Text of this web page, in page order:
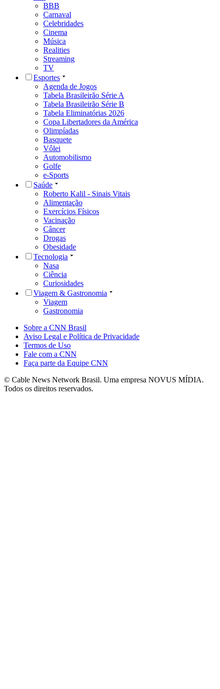
BBB
Carnaval
Celebridades
Cinema
Música
Realities
Streaming
TV
Esportes
Agenda de Jogos
Tabela Brasileirão Série A
Tabela Brasileirão Série B
Tabela Eliminatórias 2026
Copa Libertadores da América
Olimpíadas
Basquete
Vôlei
Automobilismo
Golfe
e-Sports
Saúde
Roberto Kalil - Sinais Vitais
Alimentação
Exercícios Físicos
Vacinação
Câncer
Drogas
Obesidade
Tecnologia
Nasa
Ciência
Curiosidades
Viagem & Gastronomia
Viagem
Gastronomia
Sobre a CNN Brasil
Aviso Legal e Política de Privacidade
Termos de Uso
Fale com a CNN
Faça parte da Equipe CNN
© Cable News Network Brasil. Uma empresa NOVUS MÍDIA.
Todos os direitos reservados.